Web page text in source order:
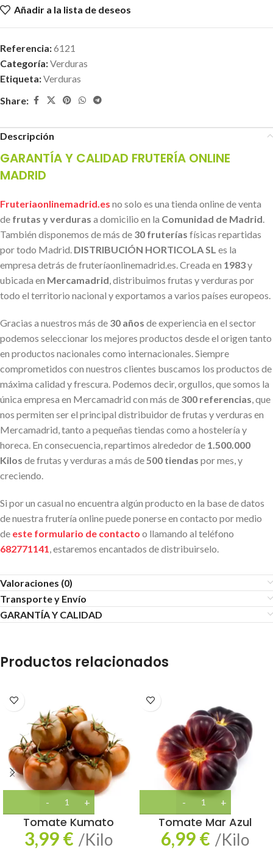
Añadir a la lista de deseos
Referencia:6121
Categoría:Verduras
Etiqueta:Verduras
Share:
Descripción
GARANTÍA Y CALIDAD FRUTERÍA ONLINE
MADRID
Fruteriaonlinemadrid.es no solo es una tienda online de venta
de frutas y verduras a domicilio en la Comunidad de Madrid
También disponemos de más de 30 fruterías físicas repartidas
por todo Madrid. DISTRIBUCIÓN HORTICOLA SL es la
empresa detrás de fruteríaonlinemadrid.es. Creada en 1983y
ubicada en Mercamadrid , distribuimos frutas y verduras por
todo el territorio nacional y exportamos a varios países europeos.
Gracias a nuestros más de 30 años de experiencia en el sector
podemos seleccionar los mejores productos desde el origen tanto
en productos nacionales como internacionales. Siempre
comprometidos con nuestros clientes buscamos los productos de
máxima calidad y frescura. Podemos decir, orgullos, que somos la
única empresa en Mercamadrid con más de 300 referencias , que
nos permiten ser el principal distribuidor de frutas y verduras en
Mercamadrid, tanto a pequeñas tiendas como a hostelería y
horeca. En consecuencia, repartimos alrededor de 1.500.000
Kilos de frutas y verduras a más de 500 tiendas por mes, y
creciendo.
Si por un casual no encuentra algún producto en la base de datos
de nuestra frutería online puede ponerse en contacto por medio
de este formulario de contacto o llamando al teléfono
682771141 , estaremos encantados de distribuirselo.
Valoraciones (0)
Transporte y Envío
GARANTÍA Y CALIDAD
Productos relacionados
Tomate Kumato
3,99€ /Kilo
Tomate Mar Azul
6,99€ /Kilo